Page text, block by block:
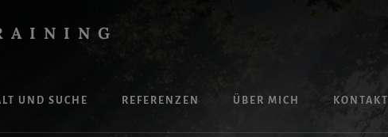
UND SUCHE REFERENZEN ÜBER MICH KONTAKT